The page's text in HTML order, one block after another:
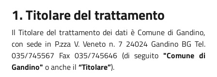
1. Titolare del trattamento
Il Titolare del trattamento dei dati è Comune di Gandino,
con sede in P.zza V. Veneto n. 7 24024 Gandino BG Tel.
035/745567 Fax 035/745646 (di seguito"Comune di
Gandino" o anche il “Titolare”).